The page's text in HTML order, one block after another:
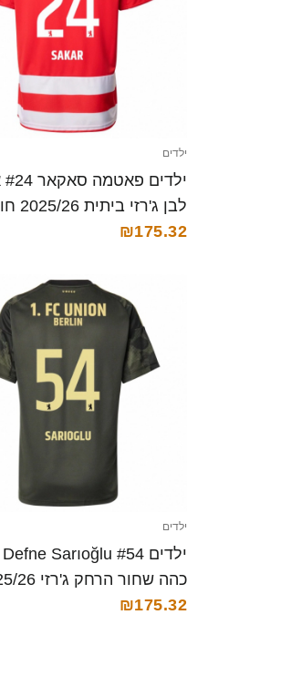
ילדים
לבן
קצרה
₪175.32
ילדים
כהה שחור הרחק
חולצה קצרה
₪175.32